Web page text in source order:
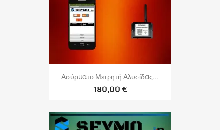
Ασύρματο Μετρητή Αλυσίδας...
180,00 €